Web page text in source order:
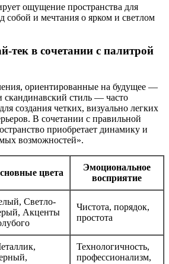
ощущение пространства для
собой и мечтания о ярком и светлом
тек в сочетании с палитрой
ориентированные на будущее —
стиль — часто
создания четких, визуально легких
В сочетании с правильной
приобретает динамику и
возможностей».
цвета
Эмоциональное
восприятие
Светло-
Акценты
Чистота, порядок,
простота
Технологичность,
профессионализм,